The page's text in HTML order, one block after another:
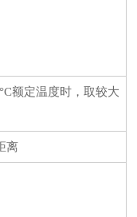
°C额定温度时，取较大
离